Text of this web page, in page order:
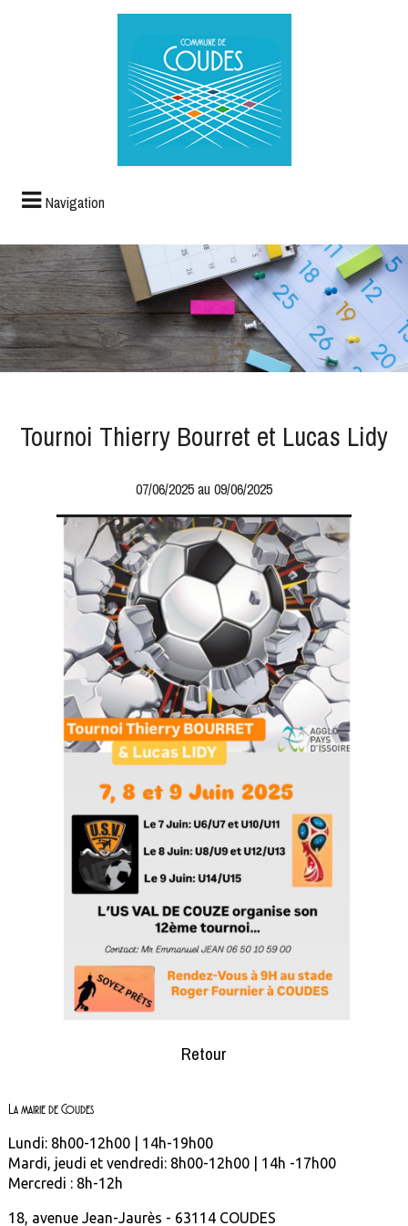
Navigation
Tournoi Thierry Bourret et Lucas Lidy
07/06/2025 au 09/06/2025
Retour
La mairie de Coudes
Lundi: 8h00-12h00 | 14h-19h00
Mardi, jeudi et vendredi: 8h00-12h00 | 14h -17h00
Mercredi : 8h-12h
18, avenue Jean-Jaurès - 63114 COUDES